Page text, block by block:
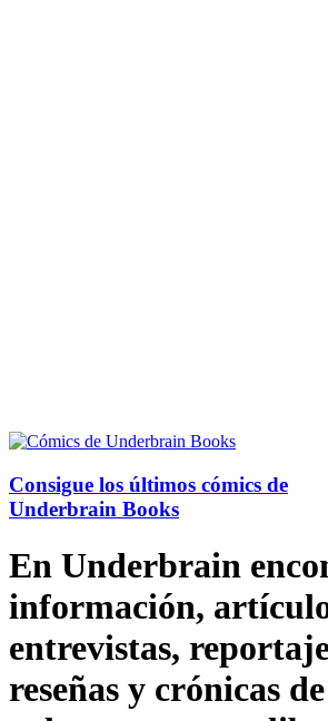
Consigue los últimos cómics de
Underbrain Books
En Underbrain
información,
entrevistas,
reseñas y crónicas